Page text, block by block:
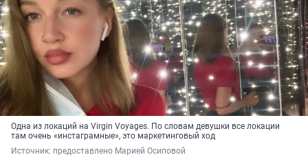
Одна из локаций на Virgin Voyages. По словам девушки все локации
там очень «инстаграмные», это маркетинговый ход
Источник: предоставлено Марией Осиповой